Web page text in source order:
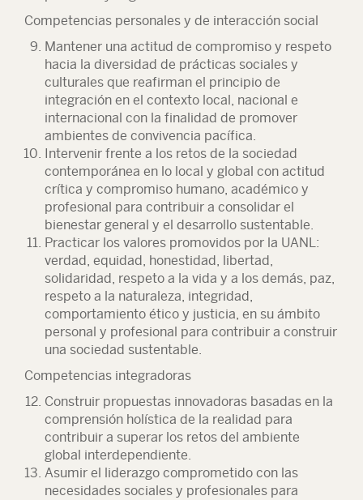
Competencias personales y de interacción social
Mantener una actitud de compromiso y respeto
hacia la diversidad de prácticas sociales y
culturales que reafirman el principio de
integración en el contexto local, nacional e
internacional con la finalidad de promover
ambientes de convivencia pacífica.
Intervenir frente a los retos de la sociedad
contemporánea en lo local y global con actitud
crítica y compromiso humano, académico y
profesional para contribuir a consolidar el
bienestar general y el desarrollo sustentable.
Practicar los valores promovidos por la UANL:
verdad, equidad, honestidad, libertad,
solidaridad, respeto a la vida y a los demás, paz,
respeto a la naturaleza, integridad,
comportamiento ético y justicia, en su ámbito
personal y profesional para contribuir a construir
una sociedad sustentable.
Competencias integradoras
Construir propuestas innovadoras basadas en la
comprensión holística de la realidad para
contribuir a superar los retos del ambiente
global interdependiente.
Asumir el liderazgo comprometido con las
necesidades sociales y profesionales para